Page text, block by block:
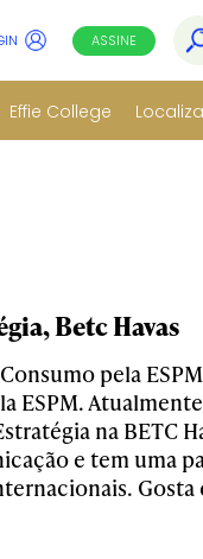
ASSINE
Effie College
Betc Havas
pela
ESPM.
na BETC
e tem uma
Gosta